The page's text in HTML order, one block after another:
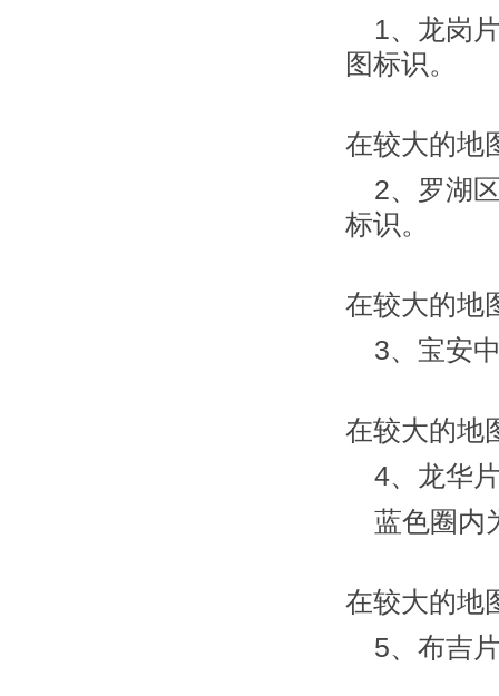
1、龙岗
图标识。
在较大的地
2、罗湖
标识。
在较大的地
3、宝安
在较大的地
4、龙华
蓝色圈内
在较大的地
5、布吉